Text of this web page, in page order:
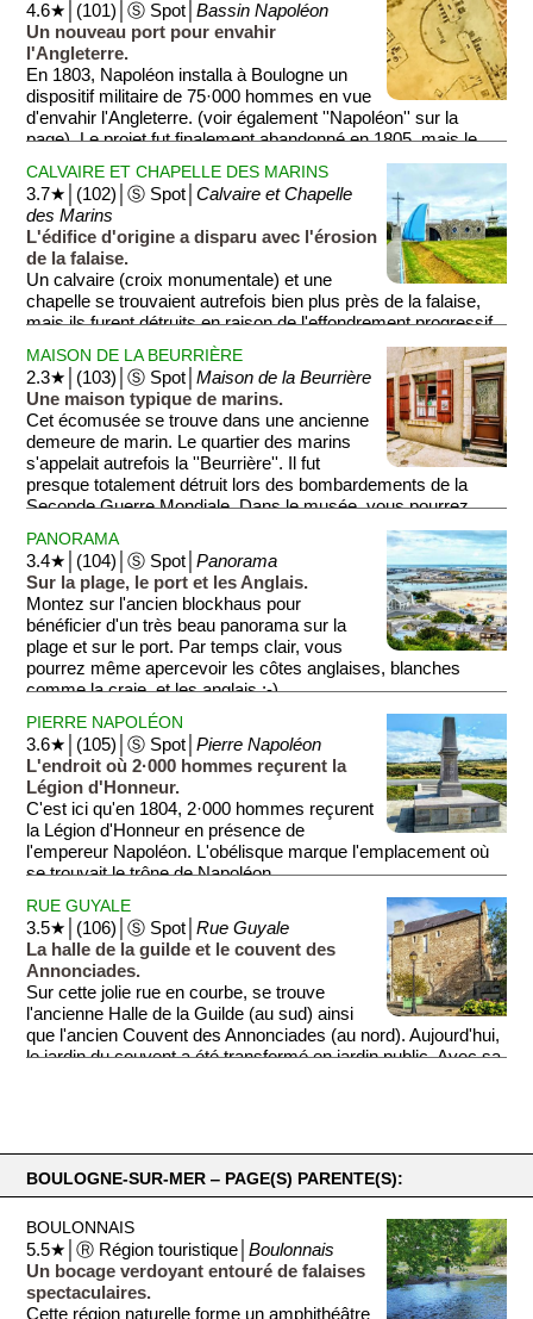
4.6★│(101)│Ⓢ Spot│Bassin Napoléon
Un nouveau port pour envahir
l'Angleterre.
En 1803, Napoléon installa à Boulogne un
dispositif militaire de 75·000 hommes en vue
d'envahir l'Angleterre. (voir également ''Napoléon'' sur la
page). Le projet fut finalement abandonné en 1805, mais le
Bassin Napoléon témoigne de cette épopée. Jusqu'aux
différents réaménagements du port, ce bassin avait la forme
d'un demi cercle parfait (photo).
CALVAIRE ET CHAPELLE DES MARINS
3.7★│(102)│Ⓢ Spot│Calvaire et Chapelle
des Marins
L'édifice d'origine a disparu avec l'érosion
de la falaise.
Un calvaire (croix monumentale) et une
chapelle se trouvaient autrefois bien plus près de la falaise,
mais ils furent détruits en raison de l'effondrement progressif
de la falaise. Dans la chapelle et sur le toit, observez les
nombreux ex-voto des marins. Ce sont des vœux ou des
remerciements envoyés au ciel, selon que l'on a perdu ou
retrouvé un père, un frère, un fils... tous marins! Des plaques
commémoratives de décès jouxtent ses vœux et ses
remerciements. Mais tous nous rappellent combien la mer
peut être meurtrière.
MAISON DE LA BEURRIÈRE
2.3★│(103)│Ⓢ Spot│Maison de la Beurrière
Une maison typique de marins.
Cet écomusée se trouve dans une ancienne
demeure de marin. Le quartier des marins
s'appelait autrefois la ''Beurrière''. Il fut
presque totalement détruit lors des bombardements de la
Seconde Guerre Mondiale. Dans le musée, vous pourrez
''vivre'' la vie d'une famille de marins des années 1900, avec
meubles flamands, matériel de pêche et objets religieux... La
maison de 30 m² pouvait accueillir jusqu'à 30 personnes.
PANORAMA
3.4★│(104)│Ⓢ Spot│Panorama
Sur la plage, le port et les Anglais.
Montez sur l'ancien blockhaus pour
bénéficier d'un très beau panorama sur la
plage et sur le port. Par temps clair, vous
pourrez même apercevoir les côtes anglaises, blanches
comme la craie, et les anglais :-)
PIERRE NAPOLÉON
3.6★│(105)│Ⓢ Spot│Pierre Napoléon
L'endroit où 2·000 hommes reçurent la
Légion d'Honneur.
C'est ici qu'en 1804, 2·000 hommes reçurent
la Légion d'Honneur en présence de
l'empereur Napoléon. L'obélisque marque l'emplacement où
se trouvait le trône de Napoléon.
À proximité, les vestiges d'un blockhaus de la Seconde
Guerre Mondiale.
RUE GUYALE
3.5★│(106)│Ⓢ Spot│Rue Guyale
La halle de la guilde et le couvent des
Annonciades.
Sur cette jolie rue en courbe, se trouve
l'ancienne Halle de la Guilde (au sud) ainsi
que l'ancien Couvent des Annonciades (au nord). Aujourd'hui,
le jardin du couvent a été transformé en jardin public. Avec sa
BOULOGNE-SUR-MER ‒ PAGE(S) PARENTE(S):
BOULONNAIS
5.5★│Ⓡ Région touristique│Boulonnais
Un bocage verdoyant entouré de falaises
spectaculaires.
Cette région naturelle forme un amphithéâtre